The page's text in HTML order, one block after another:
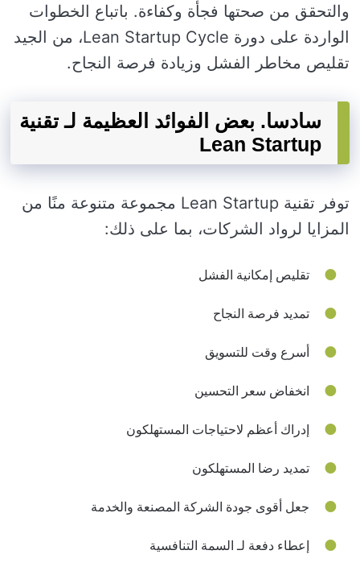
والتحقق من صحتها فجأة وكفاءة. باتباع الخطوات
الواردة على دورة Lean Startup Cycle، من الجيد
تقليص مخاطر الفشل وزيادة فرصة النجاح.
سادسا. بعض الفوائد العظيمة لـ تقنية
Lean Startup
توفر تقنية Lean Startup مجموعة متنوعة منًا من
المزايا لرواد الشركات، بما على ذلك:
تقليص إمكانية الفشل
تمديد فرصة النجاح
أسرع وقت للتسويق
انخفاض سعر التحسين
إدراك أعظم لاحتياجات المستهلكون
تمديد رضا المستهلكون
جعل أقوى جودة الشركة المصنعة والخدمة
إعطاء دفعة لـ السمة التنافسية